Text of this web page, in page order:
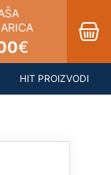
€
HIT PROIZVODI